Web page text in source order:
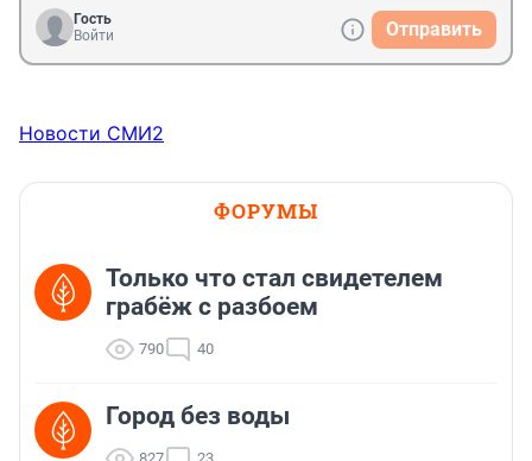
Гость
Войти
Отправить
Новости СМИ2
ФОРУМЫ
Только что стал свидетелем
грабёж с разбоем
790 40
Город без воды